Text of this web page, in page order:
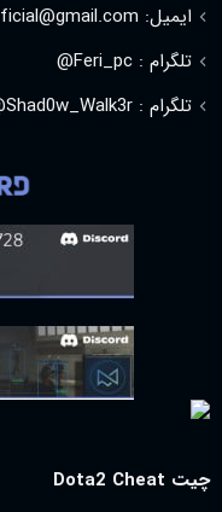
ایمیل: mrcheat.official@gmail.com
تلگرام : Feri_pc@
تلگرام : Shad0w_Walk3r@
چیت Dota2 Cheat